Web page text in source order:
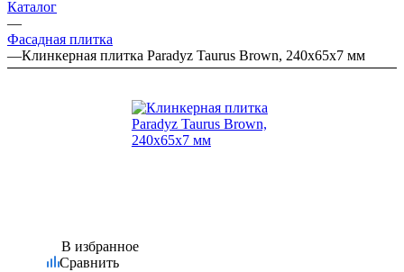
Каталог
—
Фасадная плитка
—Клинкерная плитка Paradyz Taurus Brown, 240х65х7 мм
В избранное
Сравнить